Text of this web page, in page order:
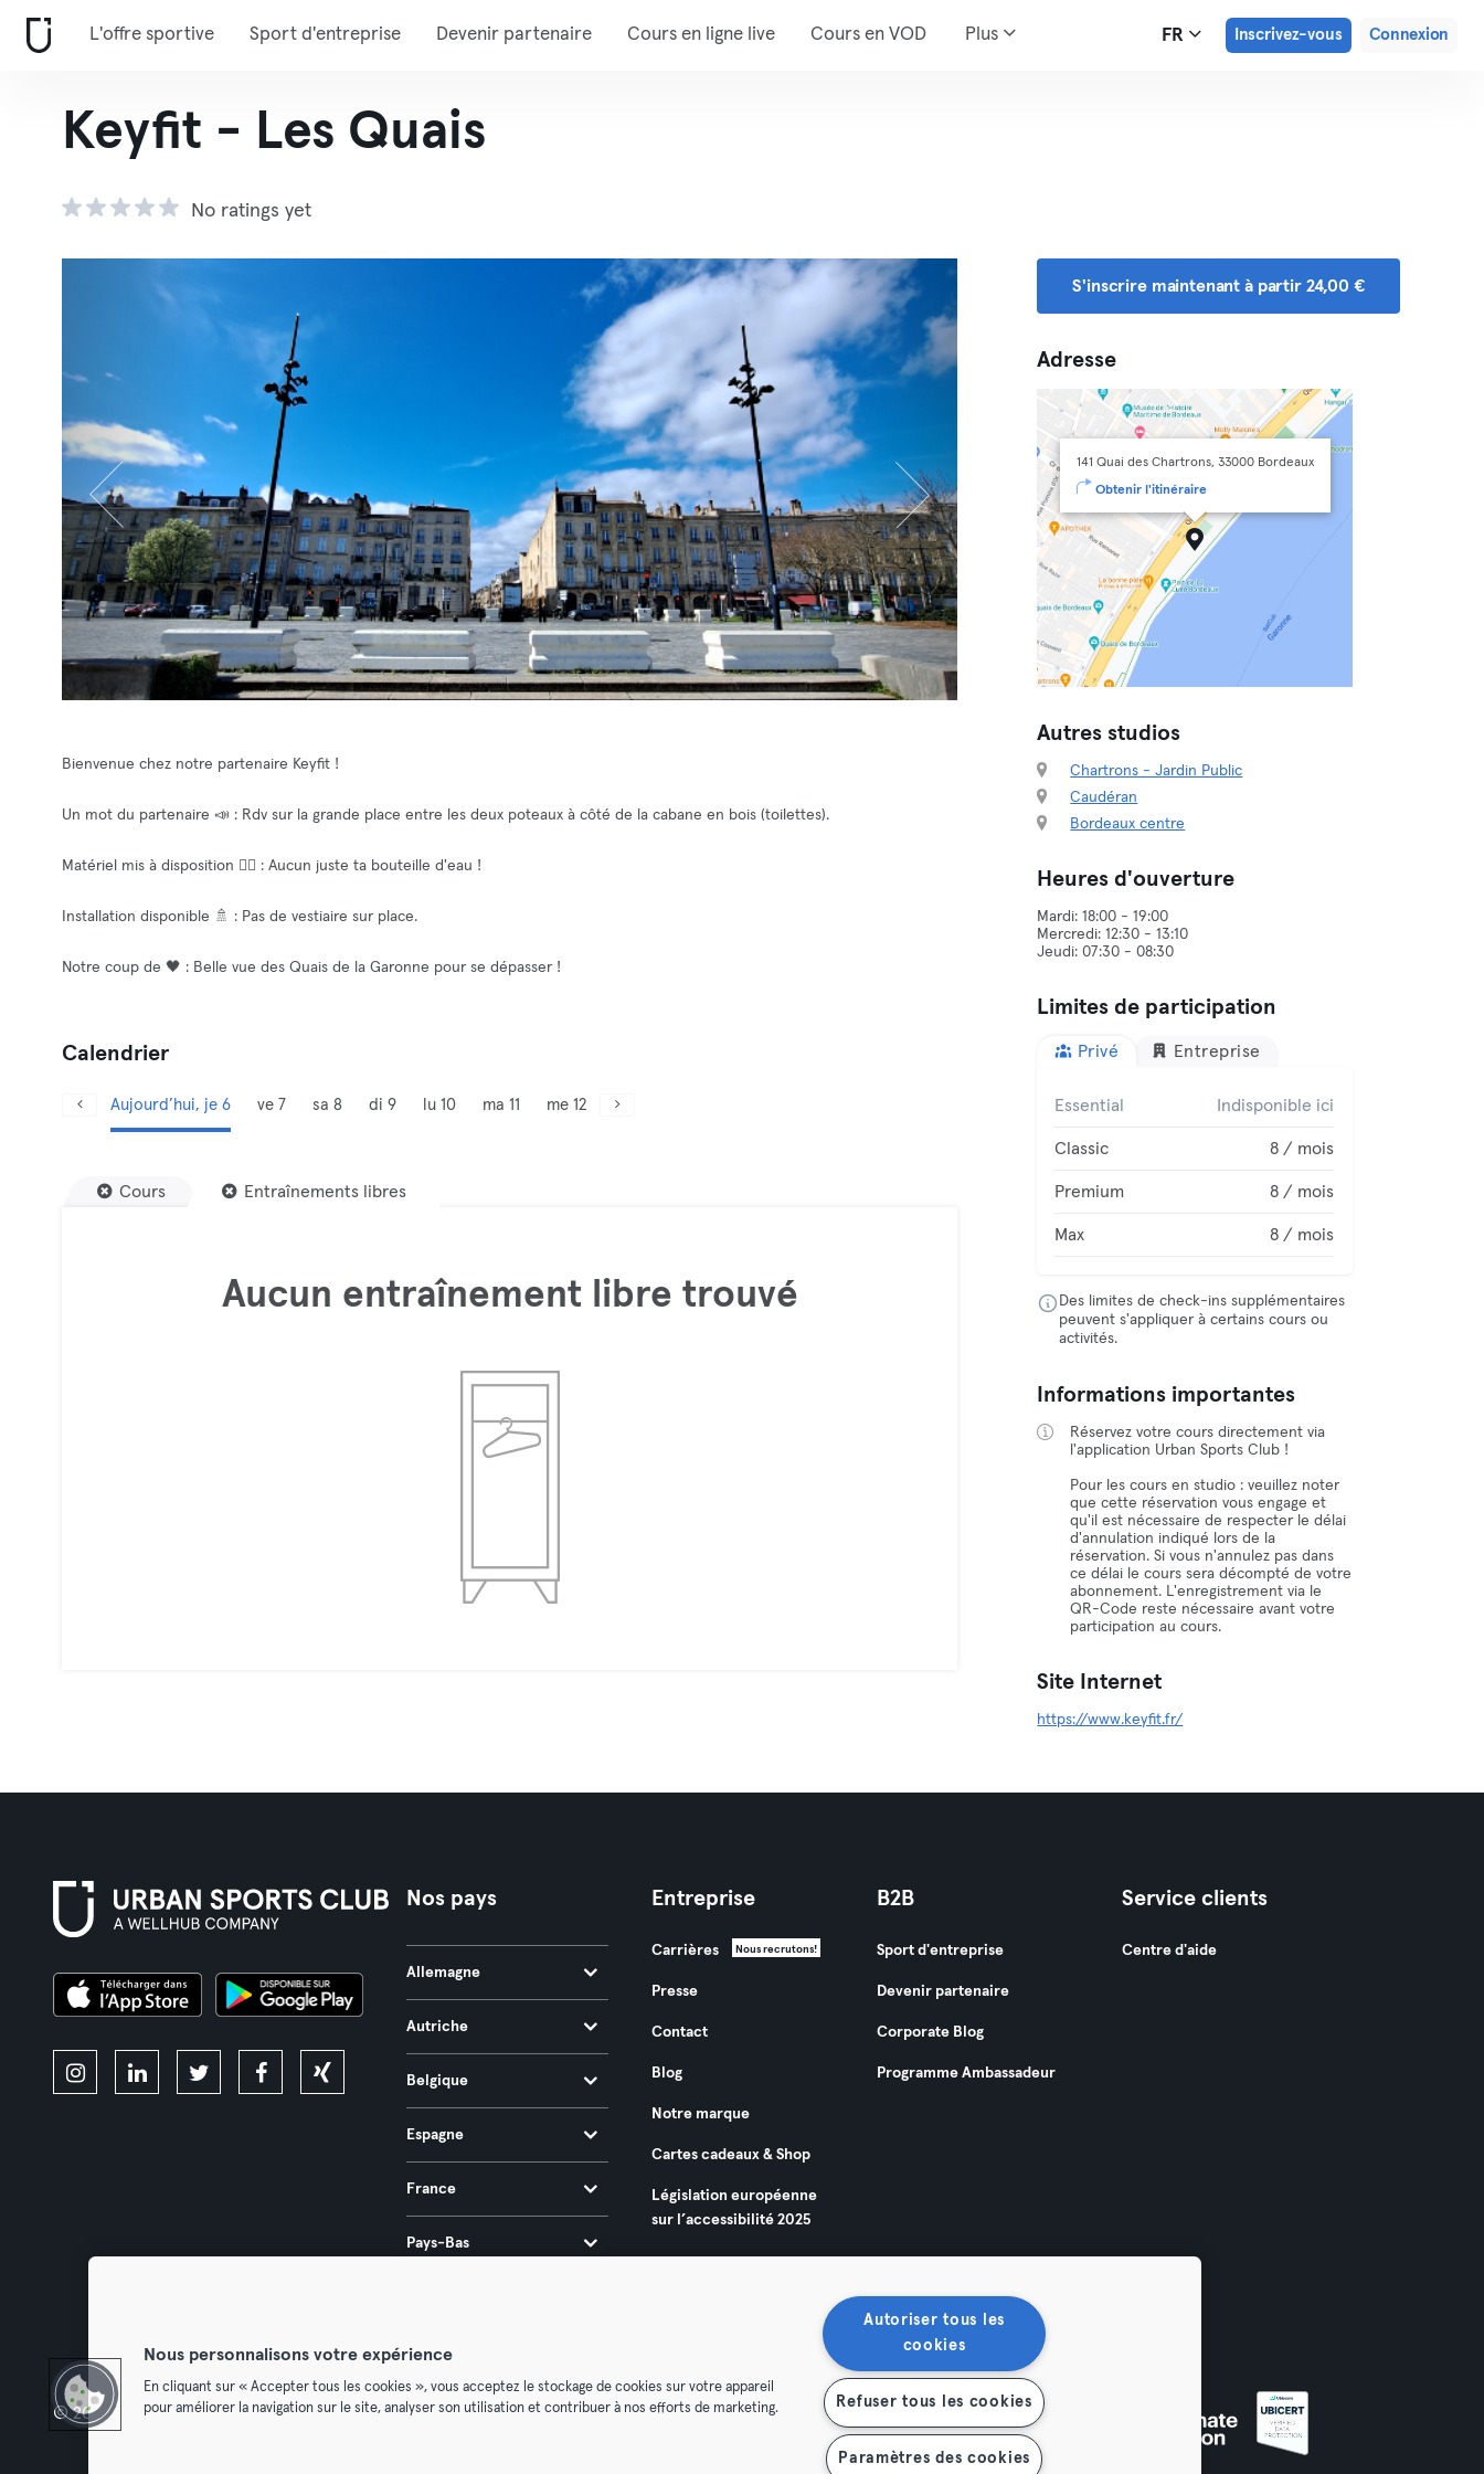
L'offre sportive Sport d'entreprise Devenir partenaire Cours en ligne live Cours en VOD Plus FR Inscrivez-vous Connexion
Keyfit - Les Quais
No ratings yet
Bienvenue chez notre partenaire Keyfit !
Un mot du partenaire 📣 : Rdv sur la grande place entre les deux poteaux à côté de la cabane en bois (toilettes).
Matériel mis à disposition 🧘‍♂️ : Aucun juste ta bouteille d'eau !
Installation disponible 🚿 : Pas de vestiaire sur place.
Notre coup de 🖤 : Belle vue des Quais de la Garonne pour se dépasser !
Calendrier
Aujourd’hui, je 6 ve 7 sa 8 di 9 lu 10 ma 11 me 12
Cours Entraînements libres
Aucun entraînement libre trouvé
S'inscrire maintenant à partir 24,00 €
Adresse
141 Quai des Chartrons, 33000 Bordeaux
Obtenir l'itinéraire
Autres studios
Chartrons - Jardin Public
Caudéran
Bordeaux centre
Heures d'ouverture
Mardi: 18:00 - 19:00
Mercredi: 12:30 - 13:10
Limites de participation
Privé Entreprise
Essential Indisponible ici
Classic 8 / mois
Premium 8 / mois
Max 8 / mois
Des limites de check-ins supplémentaires
peuvent s'appliquer à certains cours ou
activités.
Informations importantes
Réservez votre cours directement via
l'application Urban Sports Club !
Pour les cours en studio : veuillez noter
que cette réservation vous engage et
qu'il est nécessaire de respecter le délai
d'annulation indiqué lors de la
réservation. Si vous n'annulez pas dans
ce délai le cours sera décompté de votre
abonnement. L'enregistrement via le
QR-Code reste nécessaire avant votre
participation au cours.
Site Internet
https://www.keyfit.fr/
Nos pays
Allemagne
Autriche
Belgique
Espagne
France
Pays-Bas
Entreprise
Carrières Nous recrutons!
Presse
Contact
Blog
Notre marque
Cartes cadeaux & Shop
Législation européenne
sur l’accessibilité 2025
B2B
Sport d'entreprise
Devenir partenaire
Corporate Blog
Programme Ambassadeur
Service clients
Centre d'aide
© 2026 Urban Sports Group GmbH. All rights reserved.Conditions générales Politique de confidentialité Mentions légales
Nous personnalisons votre expérience
En cliquant sur « Accepter tous les cookies », vous acceptez le stockage de cookies sur votre appareil
pour améliorer la navigation sur le site, analyser son utilisation et contribuer à nos efforts de marketing.
Autoriser tous les
cookies
Refuser tous les cookies
Paramètres des cookies